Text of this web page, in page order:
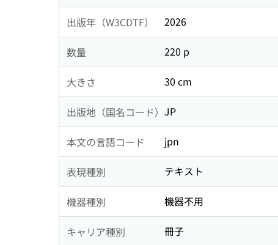
出版年（W3CDTF） 2026
数量 220 p
大きさ 30 cm
出版地（国名コード） JP
本文の言語コード jpn
表現種別 テキスト
機器種別 機器不用
キャリア種別 冊子